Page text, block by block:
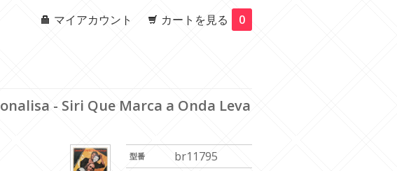
マイアカウント カートを見る 0
- Siri Que Marca a Onda Leva
型番 br11795